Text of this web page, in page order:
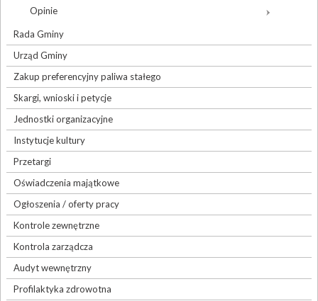
Opinie
Rada Gminy
Urząd Gminy
Zakup preferencyjny paliwa stałego
Skargi, wnioski i petycje
Jednostki organizacyjne
Instytucje kultury
Przetargi
Oświadczenia majątkowe
Ogłoszenia / oferty pracy
Kontrole zewnętrzne
Kontrola zarządcza
Audyt wewnętrzny
Profilaktyka zdrowotna